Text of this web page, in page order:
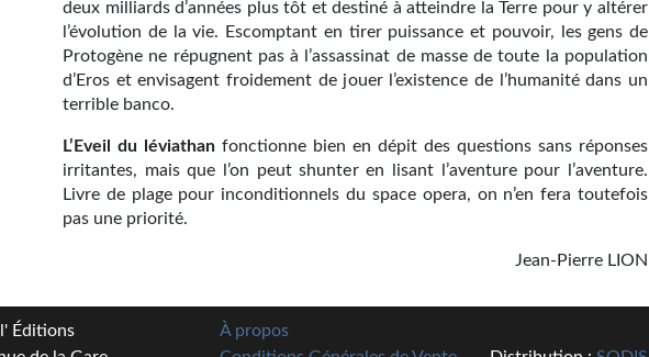
deux milliards d’années plus tôt et destiné à atteindre la Terre pour y altérer
l’évolution de la vie. Escomptant en tirer puissance et pouvoir, les gens de
Protogène ne répugnent pas à l’assassinat de masse de toute la population
d’Eros et envisagent froidement de jouer l’existence de l’humanité dans un
terrible banco.
L’Eveil du léviathan fonctionne bien en dépit des questions sans réponses
irritantes, mais que l’on peut shunter en lisant l’aventure pour l’aventure.
Livre de plage pour inconditionnels du space opera, on n’en fera toutefois
pas une priorité.
Jean-Pierre LION
Éditions
À propos